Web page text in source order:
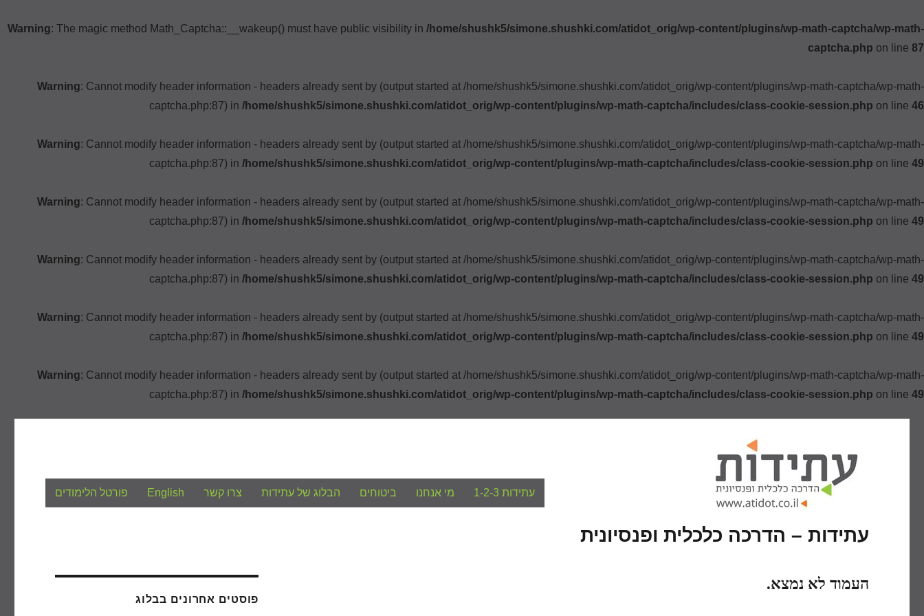
Warning: The magic method Math_Captcha::__wakeup() must have public visibility in /home/shushk5/simone.shushki.com/atidot_orig/wp-content/plugins/wp-math-captcha/wp-math-
captcha.php on line 87
Warning: Cannot modify header information - headers already sent by (output started at /home/shushk5/simone.shushki.com/atidot_orig/wp-content/plugins/wp-math-captcha/wp-math-
captcha.php:87) in /home/shushk5/simone.shushki.com/atidot_orig/wp-content/plugins/wp-math-captcha/includes/class-cookie-session.php on line 46
Warning: Cannot modify header information - headers already sent by (output started at /home/shushk5/simone.shushki.com/atidot_orig/wp-content/plugins/wp-math-captcha/wp-math-
captcha.php:87) in /home/shushk5/simone.shushki.com/atidot_orig/wp-content/plugins/wp-math-captcha/includes/class-cookie-session.php on line 49
Warning: Cannot modify header information - headers already sent by (output started at /home/shushk5/simone.shushki.com/atidot_orig/wp-content/plugins/wp-math-captcha/wp-math-
captcha.php:87) in /home/shushk5/simone.shushki.com/atidot_orig/wp-content/plugins/wp-math-captcha/includes/class-cookie-session.php on line 49
Warning: Cannot modify header information - headers already sent by (output started at /home/shushk5/simone.shushki.com/atidot_orig/wp-content/plugins/wp-math-captcha/wp-math-
captcha.php:87) in /home/shushk5/simone.shushki.com/atidot_orig/wp-content/plugins/wp-math-captcha/includes/class-cookie-session.php on line 49
Warning: Cannot modify header information - headers already sent by (output started at /home/shushk5/simone.shushki.com/atidot_orig/wp-content/plugins/wp-math-captcha/wp-math-
captcha.php:87) in /home/shushk5/simone.shushki.com/atidot_orig/wp-content/plugins/wp-math-captcha/includes/class-cookie-session.php on line 49
Warning: Cannot modify header information - headers already sent by (output started at /home/shushk5/simone.shushki.com/atidot_orig/wp-content/plugins/wp-math-captcha/wp-math-
captcha.php:87) in /home/shushk5/simone.shushki.com/atidot_orig/wp-content/plugins/wp-math-captcha/includes/class-cookie-session.php on line 49
עתידות – הדרכה כלכלית ופנסיונית
עתידות 1-2-3 מי אנחנו ביטוחים הבלוג של עתידות צרו קשר English פורטל הלימודים
העמוד לא נמצא.
פוסטים אחרונים בבלוג